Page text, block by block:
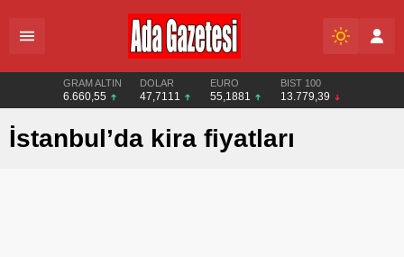
GRAM ALTIN
6.660,55
DOLAR
47,7111
EURO
55,1881
BIST 100
13.779,39
İstanbul’da kira fiyatları